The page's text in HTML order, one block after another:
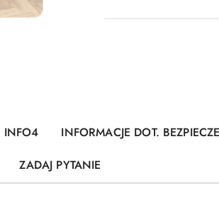
INFO4
INFORMACJE DOT.
ZADAJ PYTANIE